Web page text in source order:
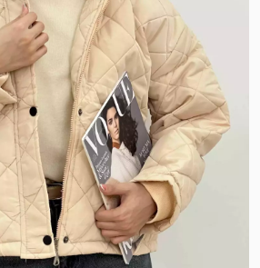
پنبه نخ
ملانژ
استرج
سیلک پری
اویشو